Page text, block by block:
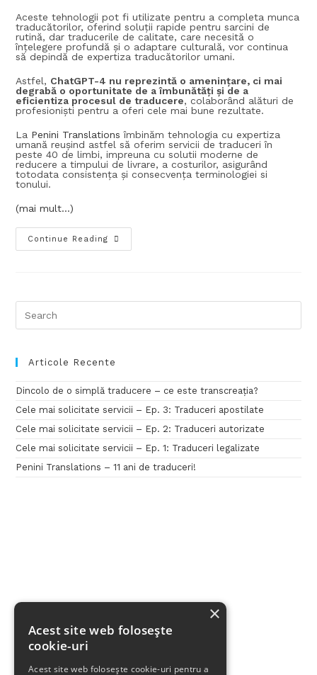
Aceste tehnologii pot fi utilizate pentru a completa munca
traducătorilor, oferind soluții rapide pentru sarcini de
rutină, dar traducerile de calitate, care necesită o
înțelegere profundă și o adaptare culturală, vor continua
să depindă de expertiza traducătorilor umani.
Astfel, ChatGPT-4 nu reprezintă o amenințare, ci mai
degrabă o oportunitate de a îmbunătăți și de a
eficientiza procesul de traducere, colaborând alături de
profesioniști pentru a oferi cele mai bune rezultate.
La Penini Translations îmbinăm tehnologia cu expertiza
umană reușind astfel să oferim servicii de traduceri în
peste 40 de limbi, impreuna cu solutii moderne de
reducere a timpului de livrare, a costurilor, asigurând
totodata consistența și consecvența terminologiei si
tonului.
(mai mult…)
Continue Reading
Articole Recente
Dincolo de o simplă traducere – ce este transcreația?
Cele mai solicitate servicii – Ep. 3: Traduceri apostilate
Cele mai solicitate servicii – Ep. 2: Traduceri autorizate
Cele mai solicitate servicii – Ep. 1: Traduceri legalizate
Penini Translations – 11 ani de traduceri!
×
Acest site web folosește
cookie-uri
Acest site web folosește cookie-uri pentru a